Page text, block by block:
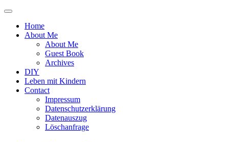
Menü
oder
ausblenden
Home
About Me
About Me
Guest Book
Archives
DIY
Leben mit Kindern
Contact
Impressum
Datenschutzerklärung
Datenauszug
Löschanfrage